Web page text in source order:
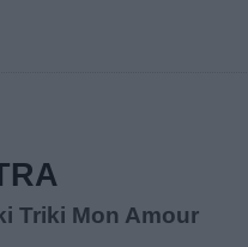
Triki Mon Amour